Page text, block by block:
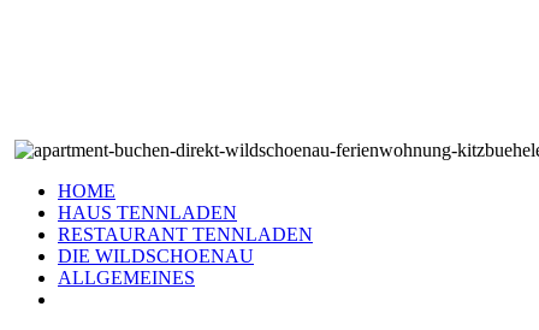
HOME
HAUS TENNLADEN
RESTAURANT TENNLADEN
DIE WILDSCHOENAU
ALLGEMEINES